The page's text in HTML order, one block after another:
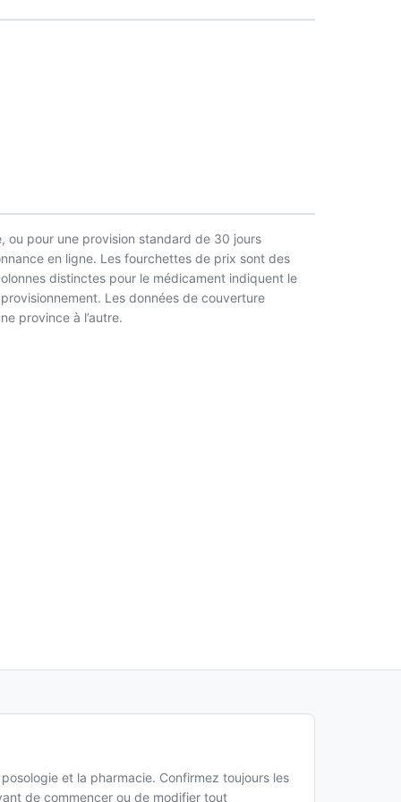
ou pour une provision standard de 30 jours
en ligne. Les fourchettes de prix sont des
distinctes pour le médicament indiquent le
Les données de couverture
province à l’autre.
et la pharmacie. Confirmez toujours les
de commencer ou de modifier tout